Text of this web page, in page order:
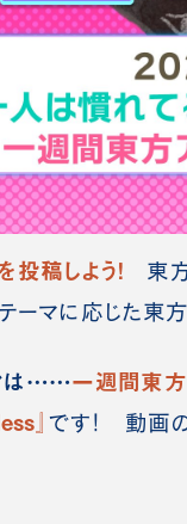
稿しよう！ 東方
ーマに応じた東
は……一週間東
』 です！ 動画